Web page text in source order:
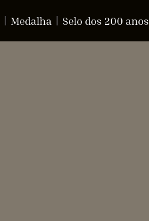
Medalha Selo dos 200 anos